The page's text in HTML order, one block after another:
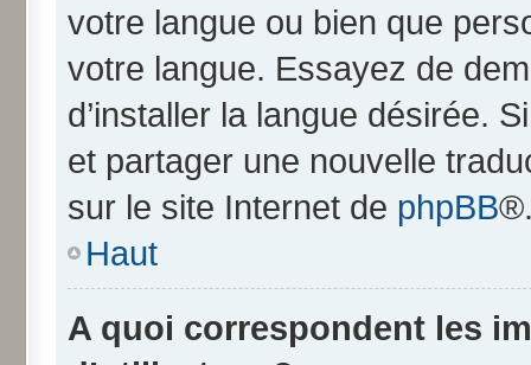
votre langue ou bien que
votre langue. Essayez de
d’installer la langue désirée.
et partager une nouvelle
sur le site Internet de phpBB
Haut
A quoi correspondent les